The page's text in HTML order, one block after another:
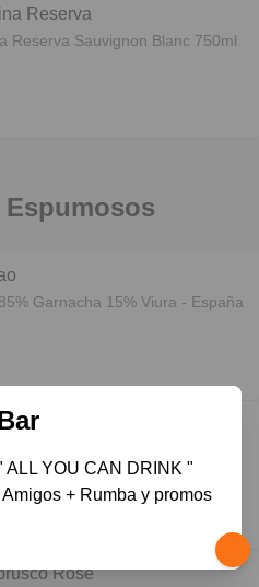
Reserva
Santa Carolina Reserva Sauvignon Blanc 750ml
Garnacha 15% Viura - España
Brut
Rose
YOU CAN DRINK "
+ Rumba y promos